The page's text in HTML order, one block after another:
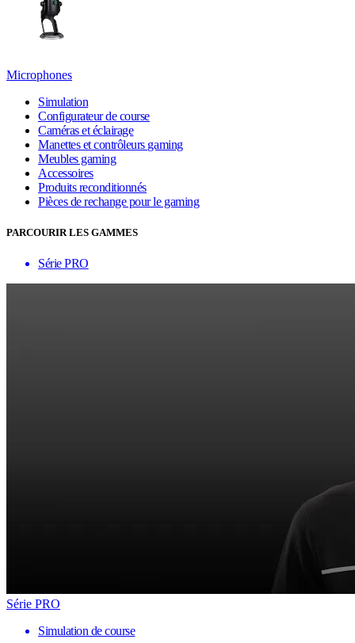
Microphones
Simulation
Configurateur de course
Caméras et éclairage
Manettes et contrôleurs gaming
Meubles gaming
Accessoires
Produits reconditionnés
Pièces de rechange pour le gaming
PARCOURIR LES GAMMES
Série PRO
Série PRO
Simulation de course